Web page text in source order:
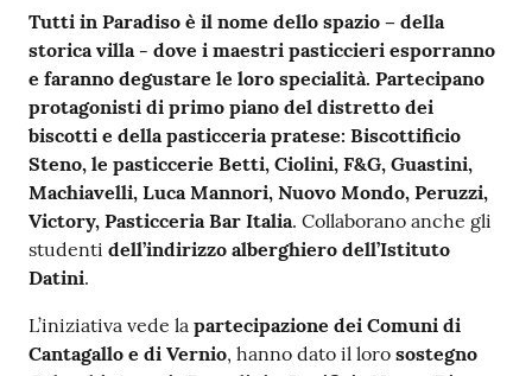
Tutti in Paradiso è il nome dello spazio – della
storica villa - dove i maestri pasticcieri esporranno
e faranno degustare le loro specialità. Partecipano
protagonisti di primo piano del distretto dei
biscotti e della pasticceria pratese: Biscottificio
Steno, le pasticcerie Betti, Ciolini, F&G, Guastini,
Machiavelli, Luca Mannori, Nuovo Mondo, Peruzzi,
Victory, Pasticceria Bar Italia. Collaborano anche gli
studenti dell’indirizzo alberghiero dell’Istituto
Datini.
L’iniziativa vede la partecipazione dei Comuni di
Cantagallo e di Vernio, hanno dato il loro sostegno